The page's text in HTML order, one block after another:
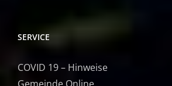
SERVICE
COVID 19 – Hinweise